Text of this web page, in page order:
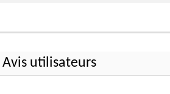
Avis utilisateurs